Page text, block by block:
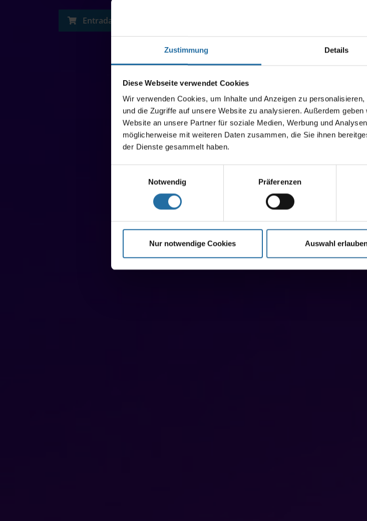
Zustimmung Details
Diese Webseite verwendet Cookies
Wir verwenden Cookies, um Inhalte und Anzeigen zu
und die Zugriffe auf unsere Website zu analysieren. Außerdem
Website an unsere Partner für soziale Medien, Werbung und
möglicherweise mit weiteren Daten zusammen, die Sie ihnen
der Dienste gesammelt haben.
Notwendig
Präferenzen
Nur notwendige Cookies Auswahl
Entradas